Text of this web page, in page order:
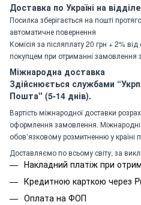
Доставка по Україні на
Посилка зберігається на пошті
автоматичне повернення
Комісія за післяплату 20 грн + 2%
покупцем при отриманні замовлення
Міжнародна доставка
Здійснюється службами
Пошта" (5-14 днів).
Вартість міжнародної доставки
оформлення замовлення.
обов’язковому розмитненню у країні
Доставляємо по всьому світу, за
Накладний платіж при
Кредитною карткою через
Оплата на ФОП